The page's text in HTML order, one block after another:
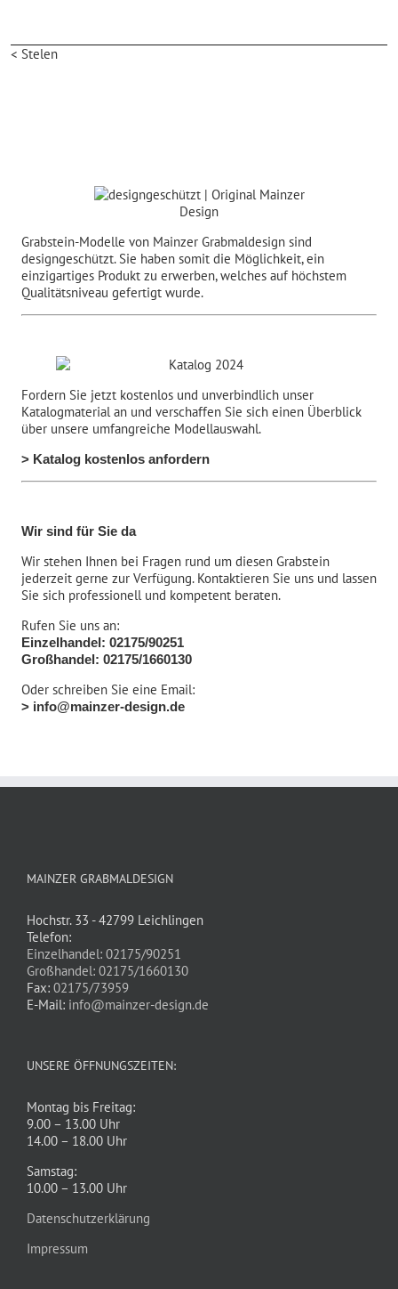
< Stelen
Grabstein-Modelle von Mainzer Grabmaldesign sind
designgeschützt. Sie haben somit die Möglichkeit, ein
einzigartiges Produkt zu erwerben, welches auf höchstem
Qualitätsniveau gefertigt wurde.
Fordern Sie jetzt kostenlos und unverbindlich unser
Katalogmaterial an und verschaffen Sie sich einen Überblick
über unsere umfangreiche Modellauswahl.
> Katalog kostenlos anfordern
Wir sind für Sie da
Wir stehen Ihnen bei Fragen rund um diesen Grabstein
jederzeit gerne zur Verfügung. Kontaktieren Sie uns und lassen
Sie sich professionell und kompetent beraten.
Rufen Sie uns an:
Einzelhandel: 02175/90251
Großhandel: 02175/1660130
Oder schreiben Sie eine Email:
> info@mainzer-design.de
MAINZER GRABMALDESIGN
Hochstr. 33 - 42799 Leichlingen
Telefon:
Einzelhandel: 02175/90251
Großhandel: 02175/1660130
Fax: 02175/73959
E-Mail: info@mainzer-design.de
UNSERE ÖFFNUNGSZEITEN:
Montag bis Freitag:
9.00 – 13.00 Uhr
14.00 – 18.00 Uhr
Samstag:
10.00 – 13.00 Uhr
Datenschutzerklärung
Impressum